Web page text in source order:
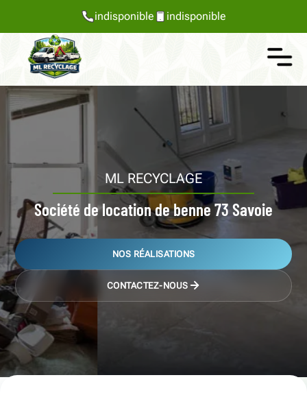
indisponible indisponible
ML RECYCLAGE
Société de location de benne 73 Savoie
NOS RÉALISATIONS
CONTACTEZ-NOUS